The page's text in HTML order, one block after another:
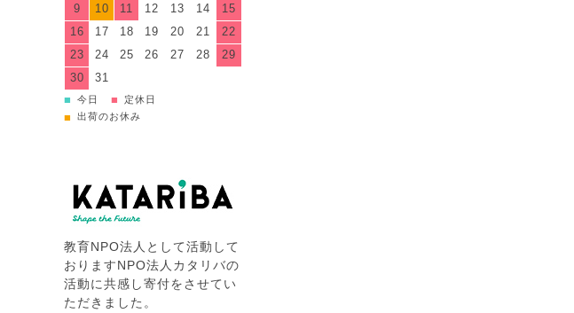
9
10 11 12 13 14
15
16
17 18 19 20 21
22
23
24 25 26 27 28
29
30
31
■ 今日 ■ 定休日
■ 出荷のお休み
教育NPO法人として活動して
おりますNPO法人カタリバの
活動に共感し寄付をさせてい
ただきました。